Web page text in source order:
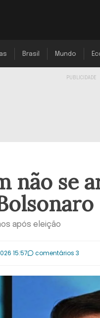
Brasil Mundo
não se
após eleição
15:57 comentários 3